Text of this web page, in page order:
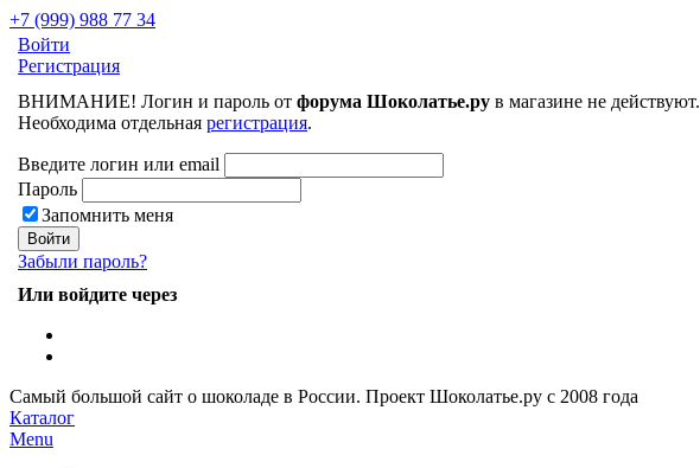
+7 (999) 988 77 34
Войти
Регистрация
ВНИМАНИЕ! Логин и пароль от форума Шоколатье.ру в магазине не действуют.
Необходима отдельная регистрация.
Введите логин или email
Пароль
Запомнить меня
Забыли пароль?
Или войдите через
Самый большой сайт о шоколаде в России. Проект Шоколатье.ру с 2008 года
Каталог
Menu